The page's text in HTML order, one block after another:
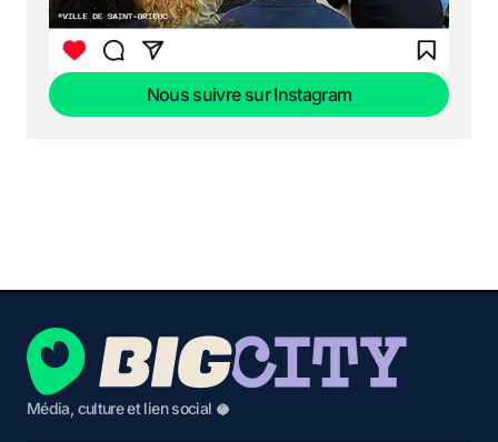
Nous suivre sur Instagram
Média, culture et lien social 🥥